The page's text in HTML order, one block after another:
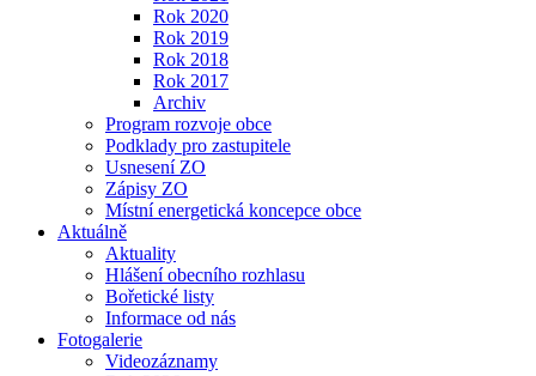
Rok 2020
Rok 2019
Rok 2018
Rok 2017
Archiv
Program rozvoje obce
Podklady pro zastupitele
Usnesení ZO
Zápisy ZO
Místní energetická koncepce obce
Aktuálně
Aktuality
Hlášení obecního rozhlasu
Bořetické listy
Informace od nás
Fotogalerie
Videozáznamy